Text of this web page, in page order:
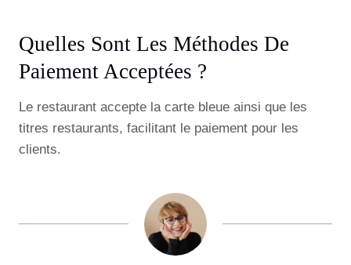
Quelles Sont Les Méthodes De
Paiement Acceptées ?
Le restaurant accepte la carte bleue ainsi que les
titres restaurants, facilitant le paiement pour les
clients.